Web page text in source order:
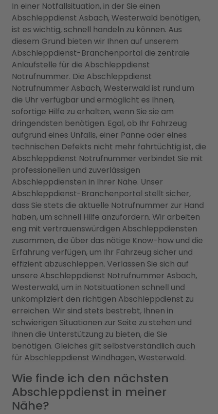
In einer Notfallsituation, in der Sie einen
Abschleppdienst Asbach, Westerwald benötigen,
ist es wichtig, schnell handeln zu können. Aus
diesem Grund bieten wir Ihnen auf unserem
Abschleppdienst-Branchenportal die zentrale
Anlaufstelle für die Abschleppdienst
Notrufnummer. Die Abschleppdienst
Notrufnummer Asbach, Westerwald ist rund um
die Uhr verfügbar und ermöglicht es Ihnen,
sofortige Hilfe zu erhalten, wenn Sie sie am
dringendsten benötigen. Egal, ob Ihr Fahrzeug
aufgrund eines Unfalls, einer Panne oder eines
technischen Defekts nicht mehr fahrtüchtig ist, die
Abschleppdienst Notrufnummer verbindet Sie mit
professionellen und zuverlässigen
Abschleppdiensten in Ihrer Nähe. Unser
Abschleppdienst-Branchenportal stellt sicher,
dass Sie stets die aktuelle Notrufnummer zur Hand
haben, um schnell Hilfe anzufordern. Wir arbeiten
eng mit vertrauenswürdigen Abschleppdiensten
zusammen, die über das nötige Know-how und die
Erfahrung verfügen, um Ihr Fahrzeug sicher und
effizient abzuschleppen. Verlassen Sie sich auf
unsere Abschleppdienst Notrufnummer Asbach,
Westerwald, um in Notsituationen schnell und
unkompliziert den richtigen Abschleppdienst zu
erreichen. Wir sind stets bestrebt, Ihnen in
schwierigen Situationen zur Seite zu stehen und
Ihnen die Unterstützung zu bieten, die Sie
benötigen. Gleiches gilt selbstverständlich auch
für Abschleppdienst Windhagen, Westerwald.
Wie finde ich den nächsten
Abschleppdienst in meiner
Nähe?